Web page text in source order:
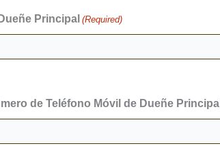
Principal (Required)
de Teléfono Móvil de Dueñe Principal